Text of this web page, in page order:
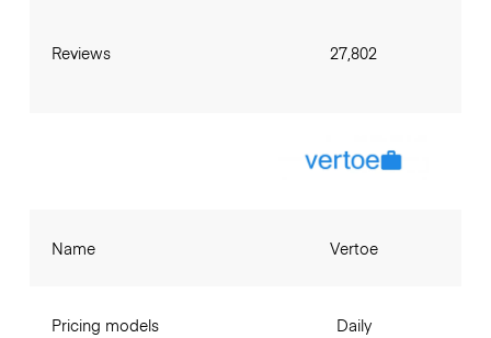
Reviews 27,802
Name
Pricing models
Vertoe
Daily